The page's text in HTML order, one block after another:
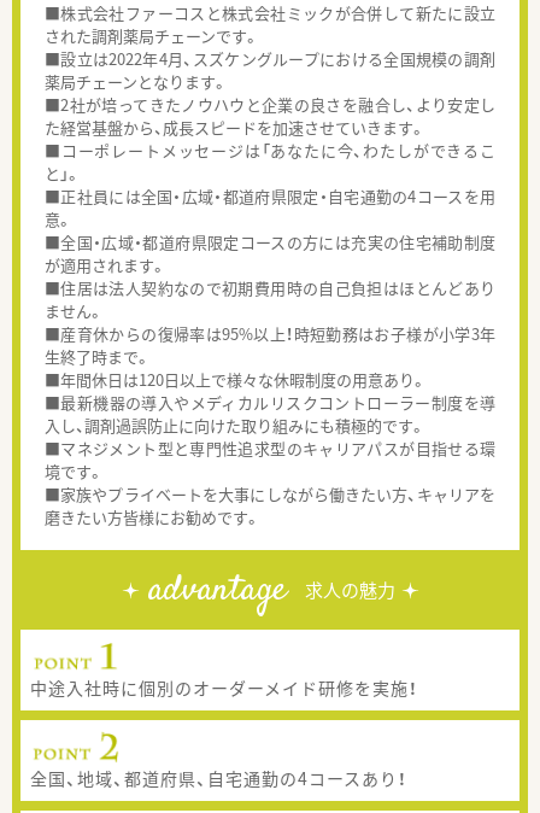
■株式会社ファーコスと株式会社ミックが合併して新たに設立
された調剤薬局チェーンです。
■設立は2022年4月、スズケングループにおける全国規模の調剤
薬局チェーンとなります。
■2社が培ってきたノウハウと企業の良さを融合し、より安定し
た経営基盤から、成長スピードを加速させていきます。
■コーポレートメッセージは「あなたに今、わたしができるこ
と」。
■正社員には全国・広域・都道府県限定・自宅通勤の4コースを用
意。
■全国・広域・都道府県限定コースの方には充実の住宅補助制度
が適用されます。
■住居は法人契約なので初期費用時の自己負担はほとんどあり
ません。
■産育休からの復帰率は95%以上！時短勤務はお子様が小学3年
生終了時まで。
■年間休日は120日以上で様々な休暇制度の用意あり。
■最新機器の導入やメディカルリスクコントローラー制度を導
入し、調剤過誤防止に向けた取り組みにも積極的です。
■マネジメント型と専門性追求型のキャリアパスが目指せる環
境です。
■家族やプライベートを大事にしながら働きたい方、キャリアを
磨きたい方皆様にお勧めです。
advantage 求人の魅力
中途入社時に個別のオーダーメイド研修を実施！
全国、地域、都道府県、自宅通勤の4コースあり！